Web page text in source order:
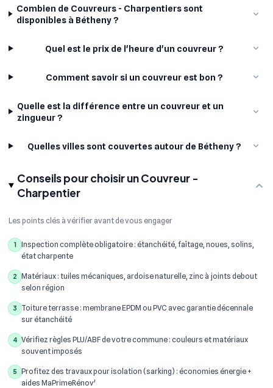
Combien de Couvreurs - Charpentiers sont
disponibles à Bétheny ?
Quel est le prix de l'heure d'un couvreur ?
Comment savoir si un couvreur est bon ?
Quelle est la différence entre un couvreur et un
zingueur ?
Quelles villes sont couvertes autour de Bétheny ?
Conseils pour choisir un Couvreur -
Charpentier
Les points clés à vérifier avant de vous engager
1
Inspection complète obligatoire : étanchéité, faîtage, noues, solins,
état charpente
2
Matériaux : tuiles mécaniques, ardoise naturelle, zinc à joints debout
selon région
3
Toiture terrasse : membrane EPDM ou PVC avec garantie décennale
sur étanchéité
4 Vérifiez règles PLU/ABF de votre commune : couleurs et matériaux
souvent imposés
5
Profitez des travaux pour isolation (sarking) : économies énergie +
aides MaPrimeRénov'